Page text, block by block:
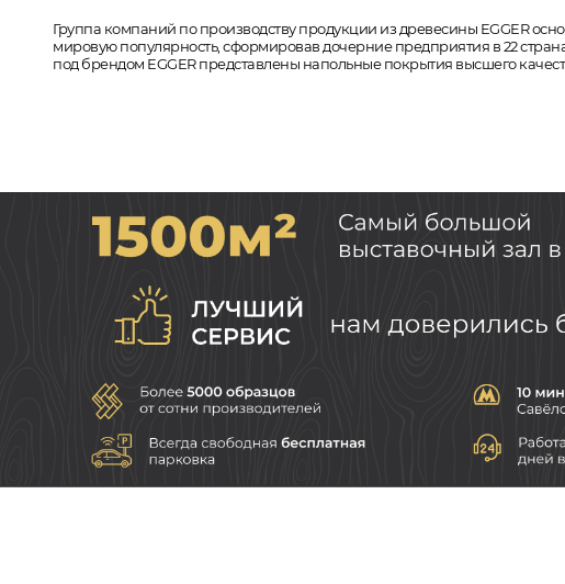
Группа компаний по производству продукции из древесины EGGER
мировую популярность, сформировав дочерние предприятия в 22
под брендом EGGER представлены напольные покрытия высшего